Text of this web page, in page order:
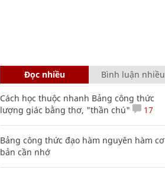
Đọc nhiều Bình luận nhiều
Cách học thuộc nhanh Bảng công thức
lượng giác bằng thơ, "thần chú"
17
Bảng công thức đạo hàm nguyên hàm cơ
bản cần nhớ